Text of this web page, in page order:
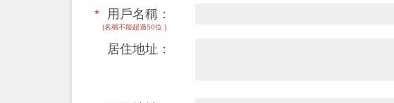
* 用戶名稱：
(名稱不能超過50位 )
居住地址：